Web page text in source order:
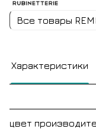
Все товары
Характеристики
цвет